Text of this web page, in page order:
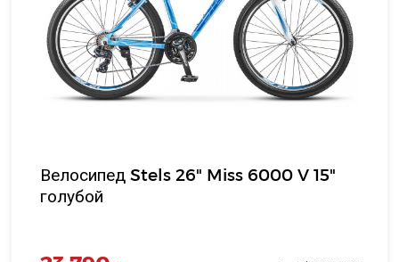
Велосипед Stels 26" Miss 6000 V 15"
голубой